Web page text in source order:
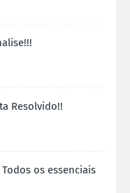
Resolvido!!
os essenciais